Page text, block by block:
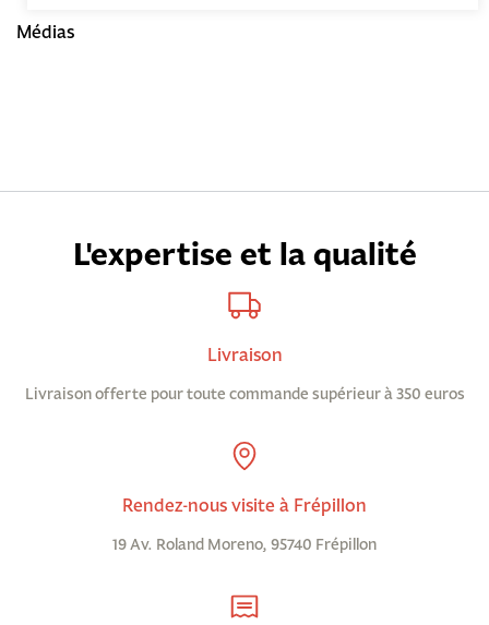
Médias
L'expertise et la qualité
Livraison
Livraison offerte pour toute commande supérieur à 350 euros
Rendez-nous visite à Frépillon
19 Av. Roland Moreno, 95740 Frépillon